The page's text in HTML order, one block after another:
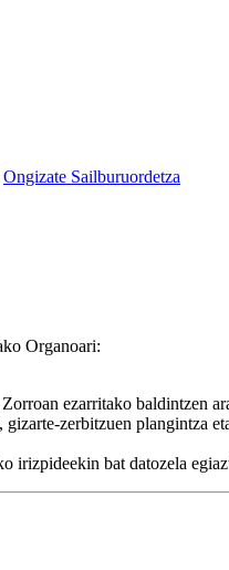
Ongizate Sailburuordetza
Organoari:
ezarritako baldintzen
zerbitzuen plangintza
irizpideekin bat datozela